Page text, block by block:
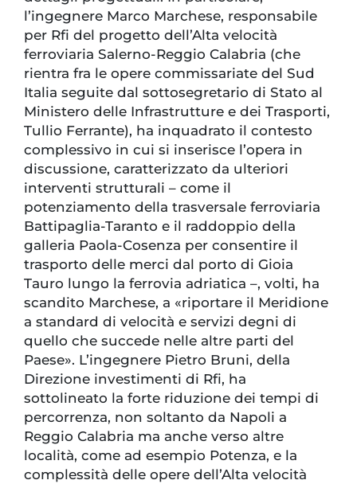
l’ingegnere Marco Marchese, responsabile
per Rfi del progetto dell’Alta velocità
ferroviaria Salerno-Reggio Calabria (che
rientra fra le opere commissariate del Sud
Italia seguite dal sottosegretario di Stato al
Ministero delle Infrastrutture e dei Trasporti,
Tullio Ferrante), ha inquadrato il contesto
complessivo in cui si inserisce l’opera in
discussione, caratterizzato da ulteriori
interventi strutturali – come il
potenziamento della trasversale ferroviaria
Battipaglia-Taranto e il raddoppio della
galleria Paola-Cosenza per consentire il
trasporto delle merci dal porto di Gioia
Tauro lungo la ferrovia adriatica –, volti, ha
scandito Marchese, a «riportare il Meridione
a standard di velocità e servizi degni di
quello che succede nelle altre parti del
Paese». L’ingegnere Pietro Bruni, della
Direzione investimenti di Rfi, ha
sottolineato la forte riduzione dei tempi di
percorrenza, non soltanto da Napoli a
Reggio Calabria ma anche verso altre
località, come ad esempio Potenza, e la
complessità delle opere dell’Alta velocità